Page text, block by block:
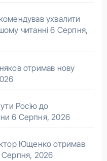
ухвалити
читанні 6 Серпня,
отримав нову
Росію до
6 Серпня, 2026
Ющенко отримав
Серпня, 2026